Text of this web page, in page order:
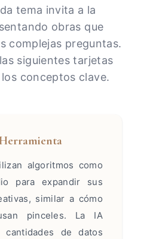
tema invita a la
obras que
complejas preguntas.
siguientes tarjetas
conceptos clave.
algoritmos como
para expandir sus
similar a cómo
pinceles. La IA
cantidades de datos